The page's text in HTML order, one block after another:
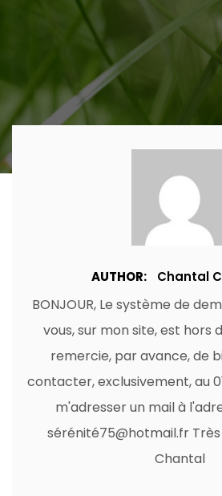
AUTHOR: Chantal
BONJOUR, Le système de
vous, sur mon site, est hors
remercie, par avance, de
contacter, exclusivement, au
m'adresser un mail à
sérénité75@hotmail.fr
Chantal